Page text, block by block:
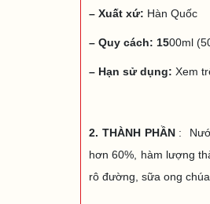
– Xuất xứ: Hàn Quốc
– Quy cách: 1500ml
– Hạn sử dụng: Xem
2. THÀNH PHẦN :
hơn 60%, hàm lượng
rô đường, sữa ong